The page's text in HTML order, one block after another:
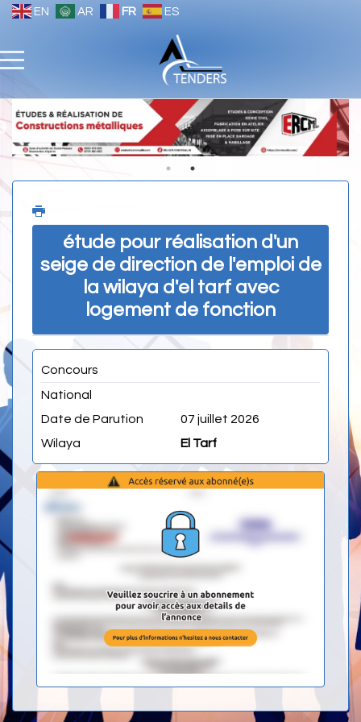
EN AR FR ES
étude pour réalisation d'un
seige de direction de l'emploi de
la wilaya d'el tarf avec
logement de fonction
Concours
National
Date de Parution
07 juillet 2026
Wilaya
El Tarf